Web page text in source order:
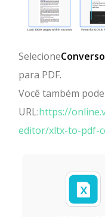
Selecione
para PDF.
Você também
URL:https://
editor/xltx-to-pdf-